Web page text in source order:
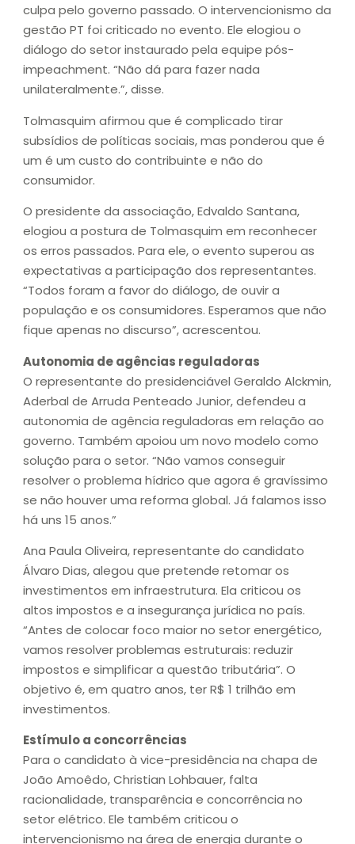
culpa pelo governo passado. O intervencionismo da
gestão PT foi criticado no evento. Ele elogiou o
diálogo do setor instaurado pela equipe pós-
impeachment. “Não dá para fazer nada
unilateralmente.”, disse.
Tolmasquim afirmou que é complicado tirar
subsídios de políticas sociais, mas ponderou que é
um é um custo do contribuinte e não do
consumidor.
O presidente da associação, Edvaldo Santana,
elogiou a postura de Tolmasquim em reconhecer
os erros passados. Para ele, o evento superou as
expectativas a participação dos representantes.
“Todos foram a favor do diálogo, de ouvir a
população e os consumidores. Esperamos que não
fique apenas no discurso”, acrescentou.
Autonomia de agências reguladoras
O representante do presidenciável Geraldo Alckmin,
Aderbal de Arruda Penteado Junior, defendeu a
autonomia de agência reguladoras em relação ao
governo. Também apoiou um novo modelo como
solução para o setor. “Não vamos conseguir
resolver o problema hídrico que agora é gravíssimo
se não houver uma reforma global. Já falamos isso
há uns 15 anos.”
Ana Paula Oliveira, representante do candidato
Álvaro Dias, alegou que pretende retomar os
investimentos em infraestrutura. Ela criticou os
altos impostos e a insegurança jurídica no país.
“Antes de colocar foco maior no setor energético,
vamos resolver problemas estruturais: reduzir
impostos e simplificar a questão tributária”. O
objetivo é, em quatro anos, ter R$ 1 trilhão em
investimentos.
Estímulo a concorrências
Para o candidato à vice-presidência na chapa de
João Amoêdo, Christian Lohbauer, falta
racionalidade, transparência e concorrência no
setor elétrico. Ele também criticou o
intervencionismo na área de energia durante o